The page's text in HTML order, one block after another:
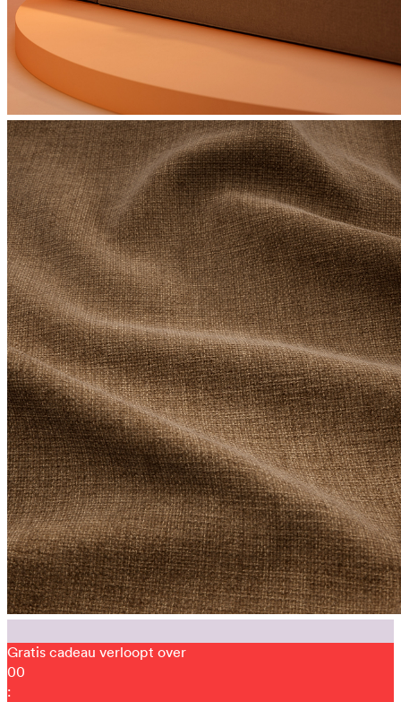
Gratis cadeau verloopt over
00
: